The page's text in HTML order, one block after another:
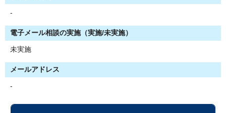
-
電子メール相談の実施（実施/未実施）
未実施
メールアドレス
-